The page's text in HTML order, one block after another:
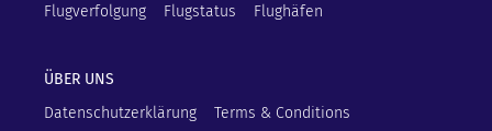
Flugverfolgung
Flugstatus Flughäfen
ÜBER UNS
Datenschutzerklärung
Terms & Conditions